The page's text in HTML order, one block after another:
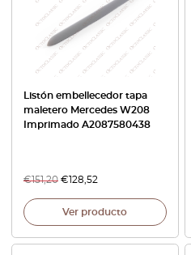
Listón embellecedor tapa
maletero Mercedes W208
Imprimado A2087580438
€151,20 €128,52
Ver producto